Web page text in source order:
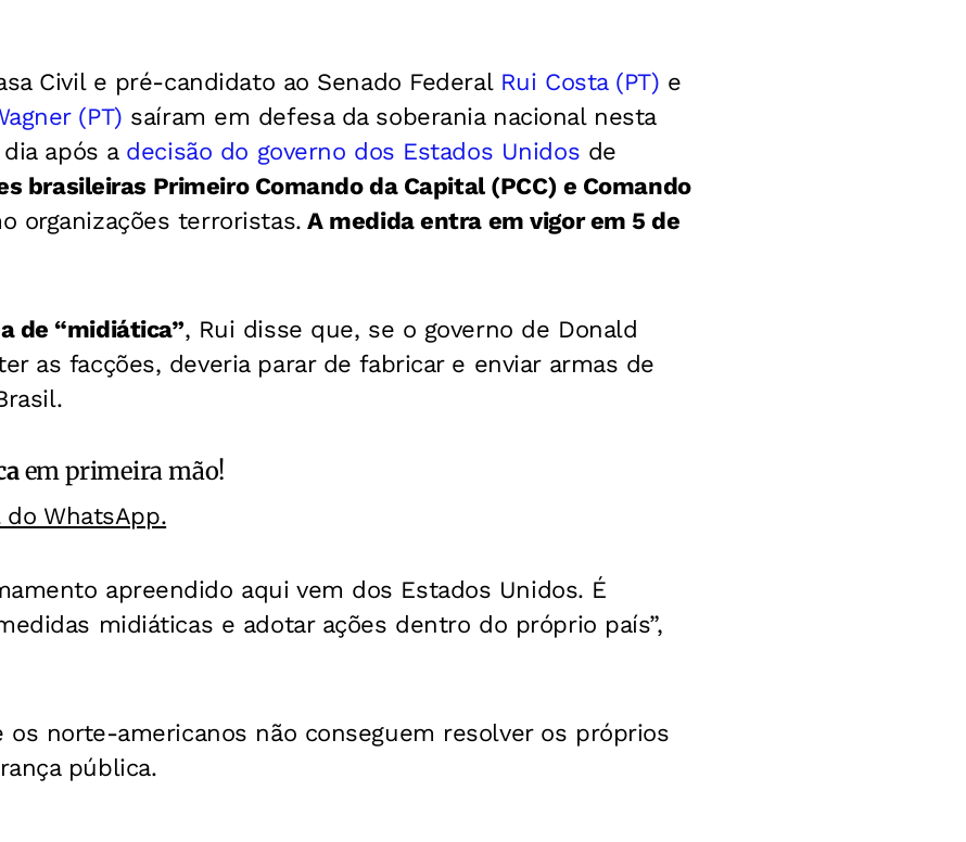
Civil e pré-candidato ao Senado Federal Rui Costa (PT) e
(PT) saíram em defesa da soberania nacional nesta
após a decisão do governo dos Estados Unidos de
brasileiras Primeiro Comando da Capital (PCC) e Comando
organizações terroristas. A medida entra em vigor em 5 de
de “midiática”, Rui disse que, se o governo de Donald
as facções, deveria parar de fabricar e enviar armas de
em primeira mão!
WhatsApp.
apreendido aqui vem dos Estados Unidos. É
midiáticas e adotar ações dentro do próprio país”,
os norte-americanos não conseguem resolver os próprios
pública.